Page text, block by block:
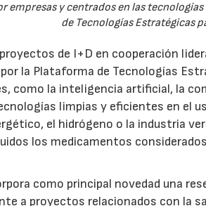
empresas y centrados en las
de Tecnologías Estratégicas
de I+D en cooperación
la Plataforma de Tecnologías
como la inteligencia artificial, la
limpias y eficientes en el
el hidrógeno o la industria
los medicamentos
como principal novedad una
a proyectos relacionados con la